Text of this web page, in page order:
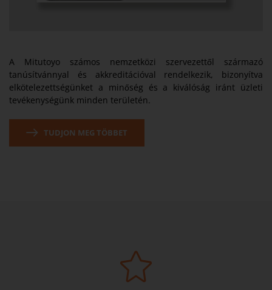
A Mitutoyo számos nemzetközi szervezettől származó
tanúsítvánnyal és akkreditációval rendelkezik, bizonyítva
elkötelezettségünket a minőség és a kiválóság iránt üzleti
tevékenységünk minden területén.
TUDJON MEG TÖBBET